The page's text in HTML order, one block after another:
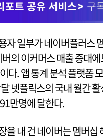
자 일부가 네이버플러스
의 이커머스 매출 증대
다. 앱 통계 분석 플랫폼
넷플릭스의 국내 월간
만명에 달한다.
을 내 건 네이버는 멤버십